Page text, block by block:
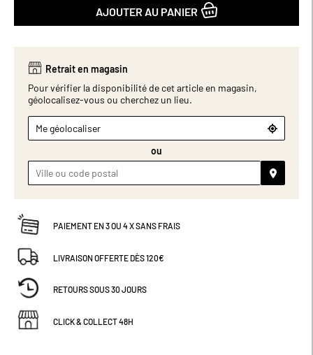
AJOUTER AU PANIER
Retrait en magasin
Pour vérifier la disponibilité de cet article en magasin,
géolocalisez-vous ou cherchez un lieu.
Me géolocaliser
ou
PAIEMENT EN 3 OU 4 X SANS FRAIS
LIVRAISON OFFERTE DÈS 120€
RETOURS SOUS 30 JOURS
CLICK & COLLECT 48H